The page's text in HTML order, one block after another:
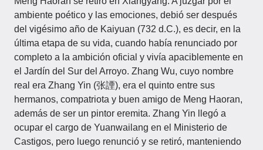
ambiente poético y las emociones, debió ser después
del vigésimo año de Kaiyuan (732 d.C.), es decir, en la
última etapa de su vida, cuando había renunciado por
completo a la ambición oficial y vivía apaciblemente en
el Jardín del Sur del Arroyo. Zhang Wu, cuyo nombre
real era Zhang Yin (张諲), era el quinto entre sus
hermanos, compatriota y buen amigo de Meng Haoran,
además de ser un pintor eremita. Zhang Yin llegó a
ocupar el cargo de Yuanwailang en el Ministerio de
Castigos, pero luego renunció y se retiró, manteniendo